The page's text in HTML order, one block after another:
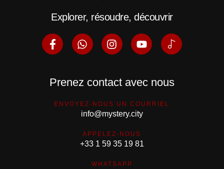
Explorer, résoudre, découvrir
Prenez contact avec nous
ENVOYEZ-NOUS UN COURRIEL
info@mystery.city
APPELEZ-NOUS
+33 1 59 35 19 81
WHATSAPP